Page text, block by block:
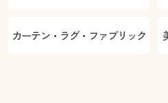
カーテン・ラグ・ファブリック